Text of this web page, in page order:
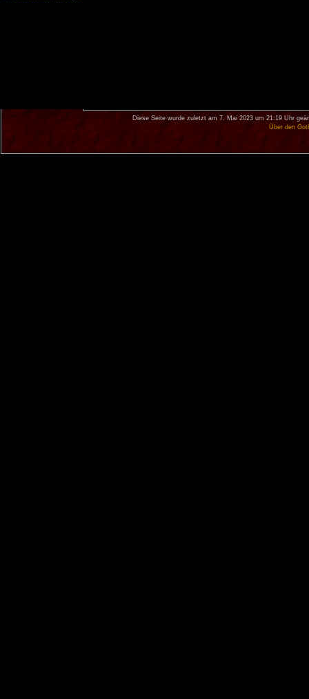
Diese Seite wurde zuletzt am 7. Mai 2023 um 21:19 Uhr
Über den